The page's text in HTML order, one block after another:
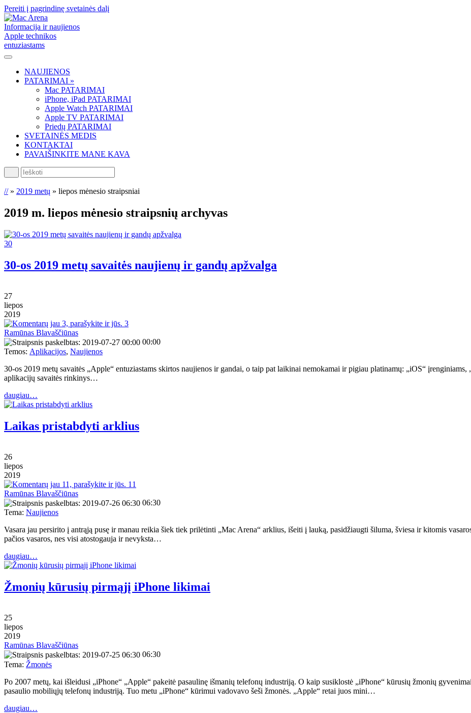
Pereiti į pagrindinę svetainės dalį
Informacija ir naujienos
Apple technikos
entuziastams
NAUJIENOS
PATARIMAI »
Mac PATARIMAI
iPhone, iPad PATARIMAI
Apple Watch PATARIMAI
Apple TV PATARIMAI
Priedų PATARIMAI
SVETAINĖS MEDIS
KONTAKTAI
PAVAIŠINKITE MANE KAVA
Ieškoti
//» 2019 metų » liepos mėnesio straipsniai
2019 m. liepos mėnesio straipsnių archyvas
30
30-os 2019 metų savaitės naujienų ir gandų apžvalga
27
liepos
2019
3
Ramūnas Blavaščiūnas
00:00
Temos: Aplikacijos, Naujienos
30-os 2019 metų savaitės „Apple“ entuziastams skirtos naujienos ir gandai, o taip pat laikinai nemokamai ir pigiau platinamų: „iOS“
aplikacijų savaitės rinkinys…
daugiau…
Laikas pristabdyti arklius
26
liepos
2019
11
Ramūnas Blavaščiūnas
06:30
Tema: Naujienos
Vasara jau persirito į antrąją pusę ir manau reikia šiek tiek prilėtinti „Mac Arena“ arklius, išeiti į lauką, pasidžiaugti šiluma, šviesa ir kitomis
pačios vasaros, nes visi atostogauja ir nevyksta…
daugiau…
Žmonių kūrusių pirmąjį iPhone likimai
25
liepos
2019
Ramūnas Blavaščiūnas
06:30
Tema: Žmonės
Po 2007 metų, kai išleidusi „iPhone“ „Apple“ pakeitė pasaulinę išmanių telefonų industriją. O kaip susiklostė „iPhone“ kūrusių žmonių
pasaulio mobiliųjų telefonų industriją. Tuo metu „iPhone“ kūrimui vadovavo šeši žmonės. „Apple“ retai juos mini…
daugiau…